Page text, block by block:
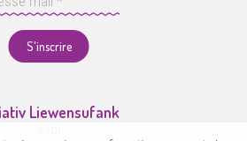
S'inscrire
Liewensufank